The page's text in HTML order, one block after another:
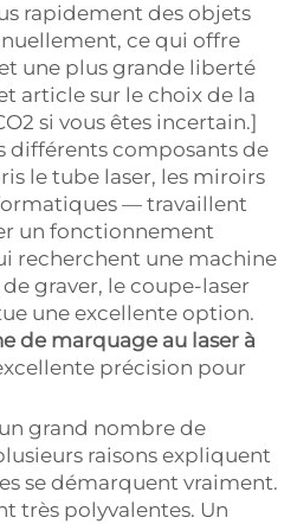
rapidement des objets
ce qui offre
une plus grande liberté
article sur le choix de la
si vous êtes incertain.]
différents composants de
le tube laser, les miroirs
— travaillent
un fonctionnement
recherchent une machine
graver, le coupe-laser
une excellente option.
de marquage au laser à
précision pour
grand nombre de
raisons expliquent
se démarquent vraiment.
très polyvalentes. Un